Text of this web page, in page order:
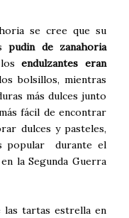
se cree que su
pudin de zanahoria
losendulzantes eran
bolsillos, mientras
más dulces junto
fácil de encontrar
dulces y pasteles,
popular durante el
la Segunda Guerra
las tartas estrella en